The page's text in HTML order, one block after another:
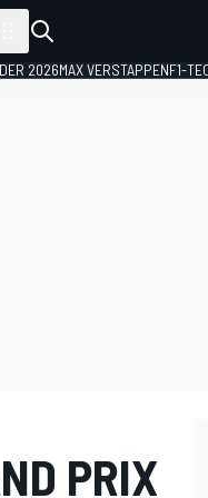
2026MAX VERSTAPPENF1-
PRIX